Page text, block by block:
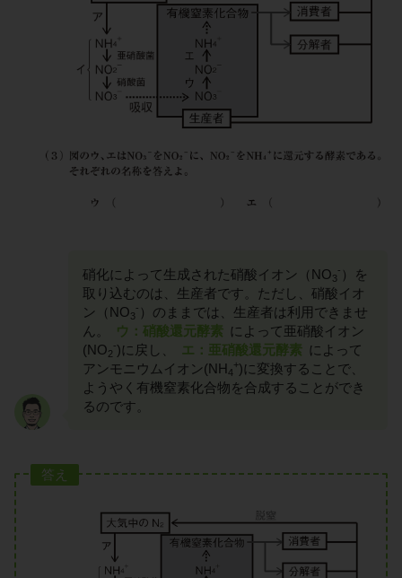
硝化によって生成された硝酸イオン（NO3
- ）を
取り込むのは、生産者です。ただし、硝酸イオ
ン（NO3
- ）のままでは、生産者は利用できませ
ん。
ウ：硝酸還元酵素 によって亜硝酸イオン
(NO2
-)に戻し、 エ：亜硝酸還元酵素 によって
アンモニウムイオン(NH4
+)に変換することで、
ようやく有機窒素化合物を合成することができ
るのです。
答え